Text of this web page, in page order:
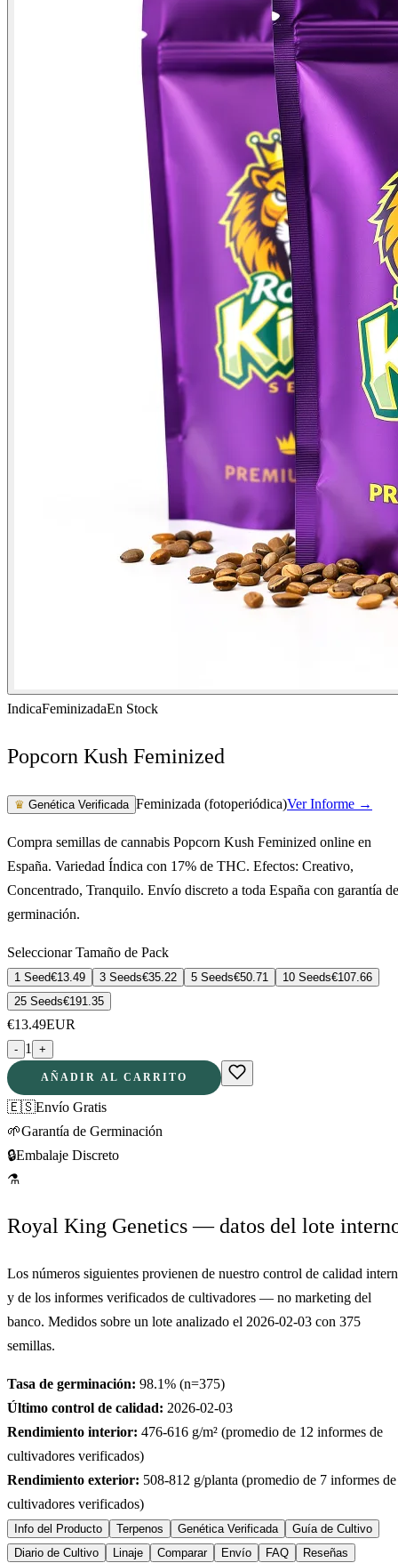
IndicaFeminizadaEn Stock
Popcorn Kush Feminized
♛ Genética Verificada Feminizada (fotoperiódica)Ver Informe →
Compra semillas de cannabis Popcorn Kush Feminized online en
España. Variedad Índica con 17% de THC. Efectos: Creativo,
Concentrado, Tranquilo. Envío discreto a toda España con garantía de
germinación.
Seleccionar Tamaño de Pack
1 Seed€13.49 3 Seeds€35.22 5 Seeds€50.71 10 Seeds€107.66
25 Seeds€191.35
€13.49EUR
- 1 +
AÑADIR AL CARRITO
🇪🇸Envío Gratis
🌱Garantía de Germinación
🔒Embalaje Discreto
⚗
Royal King Genetics — datos del lote
Los números siguientes provienen de nuestro control de calidad
y de los informes verificados de cultivadores — no marketing del
banco. Medidos sobre un lote analizado el 2026-02-03 con 375
semillas.
Tasa de germinación: 98.1% (n=375)
Último control de calidad: 2026-02-03
Rendimiento interior: 476-616 g/m² (promedio de 12 informes de
cultivadores verificados)
Rendimiento exterior: 508-812 g/planta (promedio de 7 informes de
cultivadores verificados)
Info del Producto Terpenos Genética Verificada
Guía de Cultivo
Diario de Cultivo
Linaje Comparar Envío FAQ Reseñas